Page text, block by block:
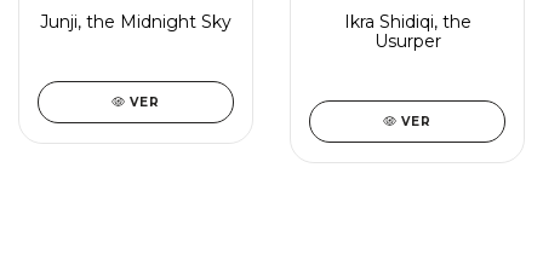
Junji, the Midnight Sky
VER
Ikra Shidiqi, the
Usurper
VER